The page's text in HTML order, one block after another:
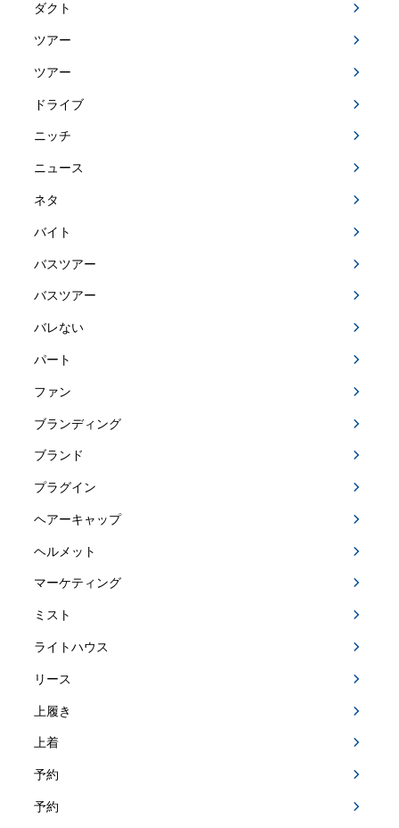
ダクト
ツアー
ツアー
ドライブ
ニッチ
ニュース
ネタ
バイト
バスツアー
バスツアー
バレない
パート
ファン
ブランディング
ブランド
プラグイン
ヘアーキャップ
ヘルメット
マーケティング
ミスト
ライトハウス
リース
上履き
上着
予約
予約